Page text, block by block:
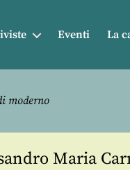
Eventi La
moderno
Maria